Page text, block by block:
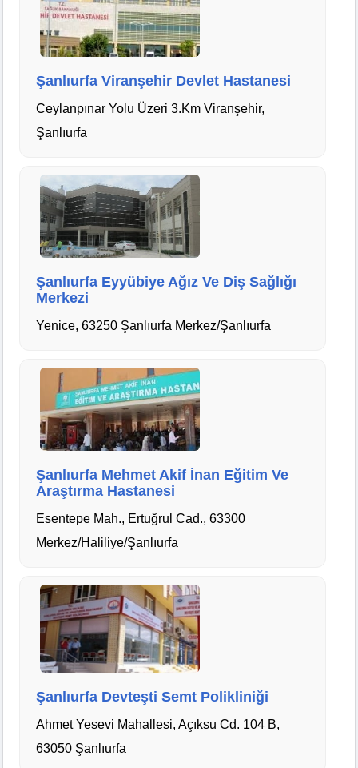
Şanlıurfa Viranşehir Devlet Hastanesi
Ceylanpınar Yolu Üzeri 3.Km Viranşehir,
Şanlıurfa
Şanlıurfa Eyyübiye Ağız Ve Diş Sağlığı
Merkezi
Yenice, 63250 Şanlıurfa Merkez/Şanlıurfa
Şanlıurfa Mehmet Akif İnan Eğitim Ve
Araştırma Hastanesi
Esentepe Mah., Ertuğrul Cad., 63300
Merkez/Haliliye/Şanlıurfa
Şanlıurfa Devteşti Semt Polikliniği
Ahmet Yesevi Mahallesi, Açıksu Cd. 104 B,
63050 Şanlıurfa